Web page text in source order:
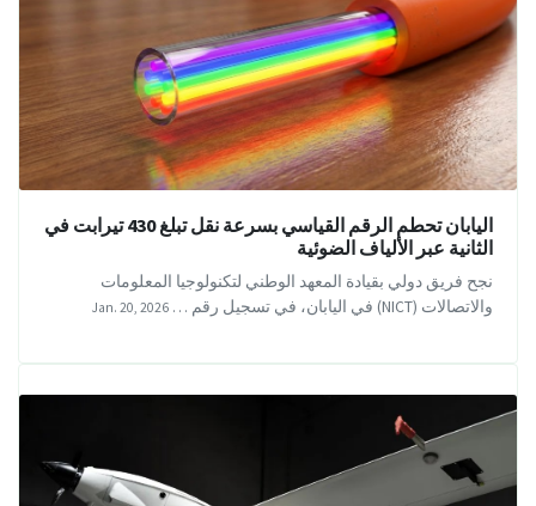
اليابان تحطم الرقم القياسي بسرعة نقل تبلغ 430 تيرابت في
الثانية عبر الألياف الضوئية
نجح فريق دولي بقيادة المعهد الوطني لتكنولوجيا المعلومات
والاتصالات (NICT) في اليابان، في تسجيل رقم …
Jan. 20, 2026